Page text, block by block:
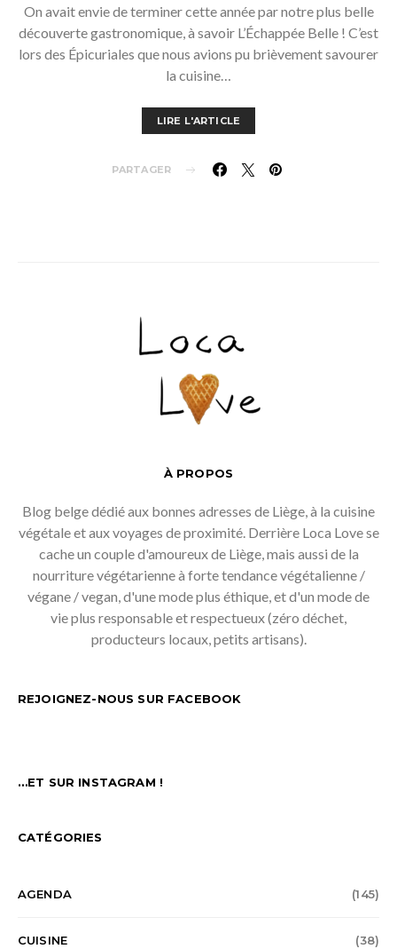
On avait envie de terminer cette année par notre plus belle
découverte gastronomique, à savoir L’Échappée Belle ! C’est
lors des Épicuriales que nous avions pu brièvement savourer
la cuisine…
LIRE L'ARTICLE
PARTAGER
À PROPOS
Blog belge dédié aux bonnes adresses de Liège, à la cuisine
végétale et aux voyages de proximité. Derrière Loca Love se
cache un couple d'amoureux de Liège, mais aussi de la
nourriture végétarienne à forte tendance végétalienne /
végane / vegan, d'une mode plus éthique, et d'un mode de
vie plus responsable et respectueux (zéro déchet,
producteurs locaux, petits artisans).
REJOIGNEZ-NOUS SUR FACEBOOK
…ET SUR INSTAGRAM !
CATÉGORIES
AGENDA (145)
CUISINE (38)